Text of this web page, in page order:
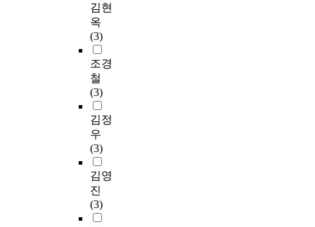
김현
옥
(3)
조경
철
(3)
김정
우
(3)
김영
진
(3)